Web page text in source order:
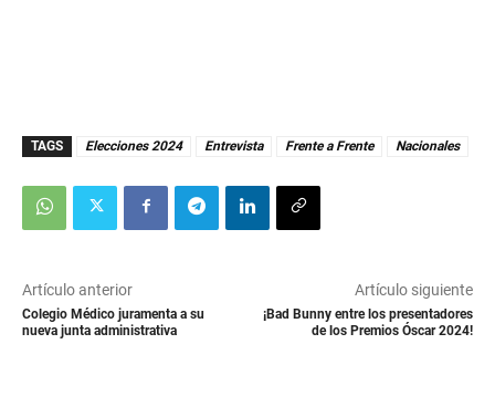
t
e
,
2
o
n
d
TAGS Elecciones 2024 Entrevista Frente a Frente Nacionales
Artículo anterior
Colegio Médico juramenta a su
nueva junta administrativa
Artículo siguiente
¡Bad Bunny entre los presentadores
de los Premios Óscar 2024!